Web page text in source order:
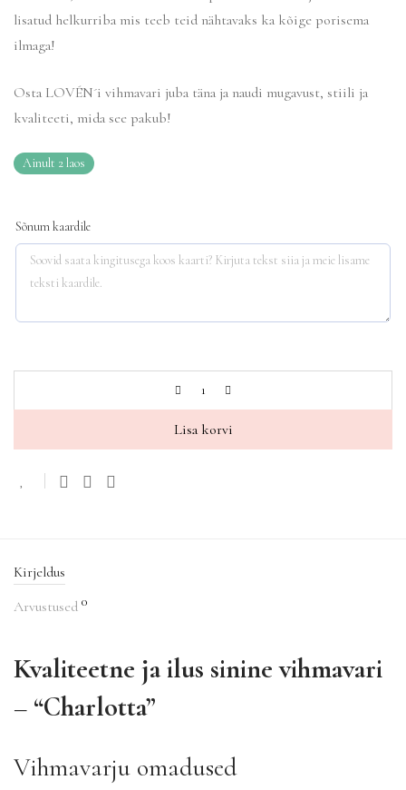
lisatud helkurriba mis teeb teid nähtavaks ka kõige porisema
ilmaga!
Osta LOVÉN´i vihmavari juba täna ja naudi mugavust, stiili ja
kvaliteeti, mida see pakub!
Ainult 2 laos
Sõnum kaardile
Lisa korvi
Kirjeldus
Arvustused 0
Kvaliteetne ja ilus sinine vihmavari
– “Charlotta”
Vihmavarju omadused